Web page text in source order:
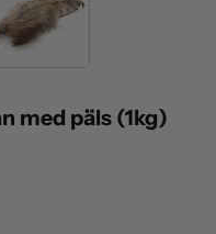
med päls (1kg)